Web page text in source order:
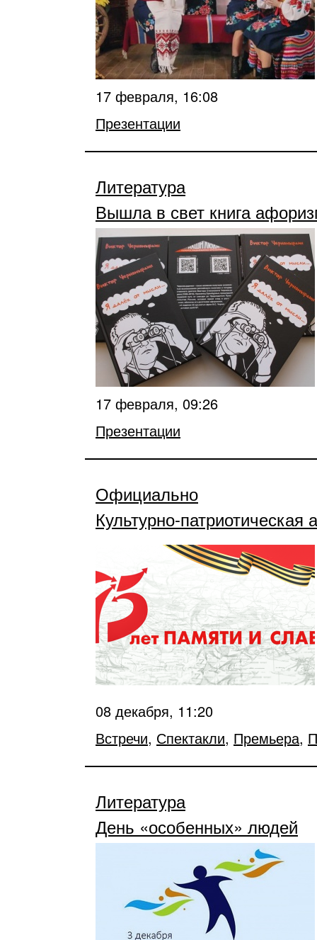
17 февраля, 16:08
Презентации
Литература
Вышла в свет книга
17 февраля, 09:26
Презентации
Официально
Культурно-
08 декабря, 11:20
Встречи, Спектакли, Премьера,
Литература
День «особенных» людей